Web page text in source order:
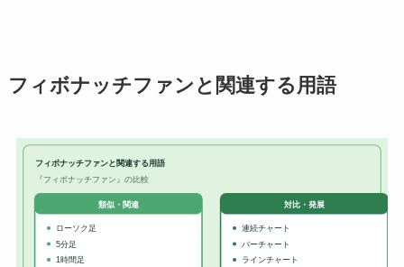
フィボナッチファンと関連する用語
フィボナッチファンと関連する用語
『フィボナッチファン』の比較
類似・関連
ローソク足
5分足
1時間足
対比・発展
連続チャート
バーチャート
ラインチャート